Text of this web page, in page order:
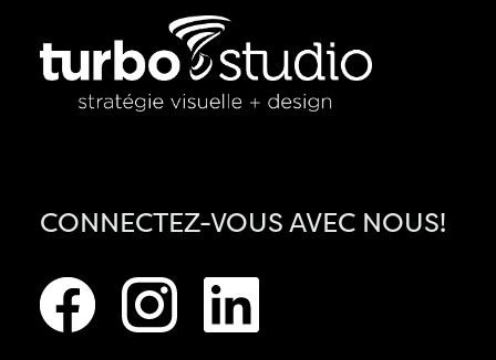
CONNECTEZ-VOUS AVEC NOUS!